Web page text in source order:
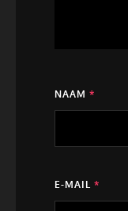
NAAM *
E-MAIL *